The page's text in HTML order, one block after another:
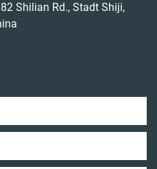
Shilian Rd., Stadt Shiji,